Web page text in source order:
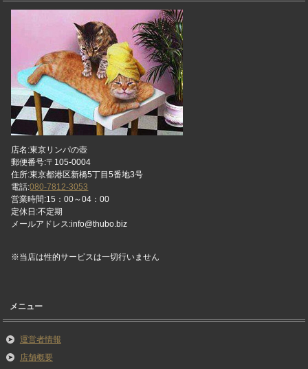
店名:東京リンパの壺
郵便番号:〒105-0004
住所:東京都港区新橋5丁目5番地3号
電話:080-7812-3053
営業時間:15：00～04：00
定休日:不定期
メールアドレス:info@thubo.biz
※当店は性的サービスは一切行いません
メニュー
運営者情報
店舗概要